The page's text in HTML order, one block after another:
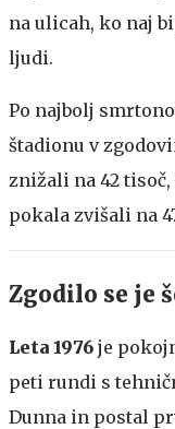
na ulicah, ko naj
ljudi.
Po najbolj
štadionu v
znižali na 42
pokala zvišali na
Zgodilo se je
Leta 1976 je
peti rundi s
Dunna in postal